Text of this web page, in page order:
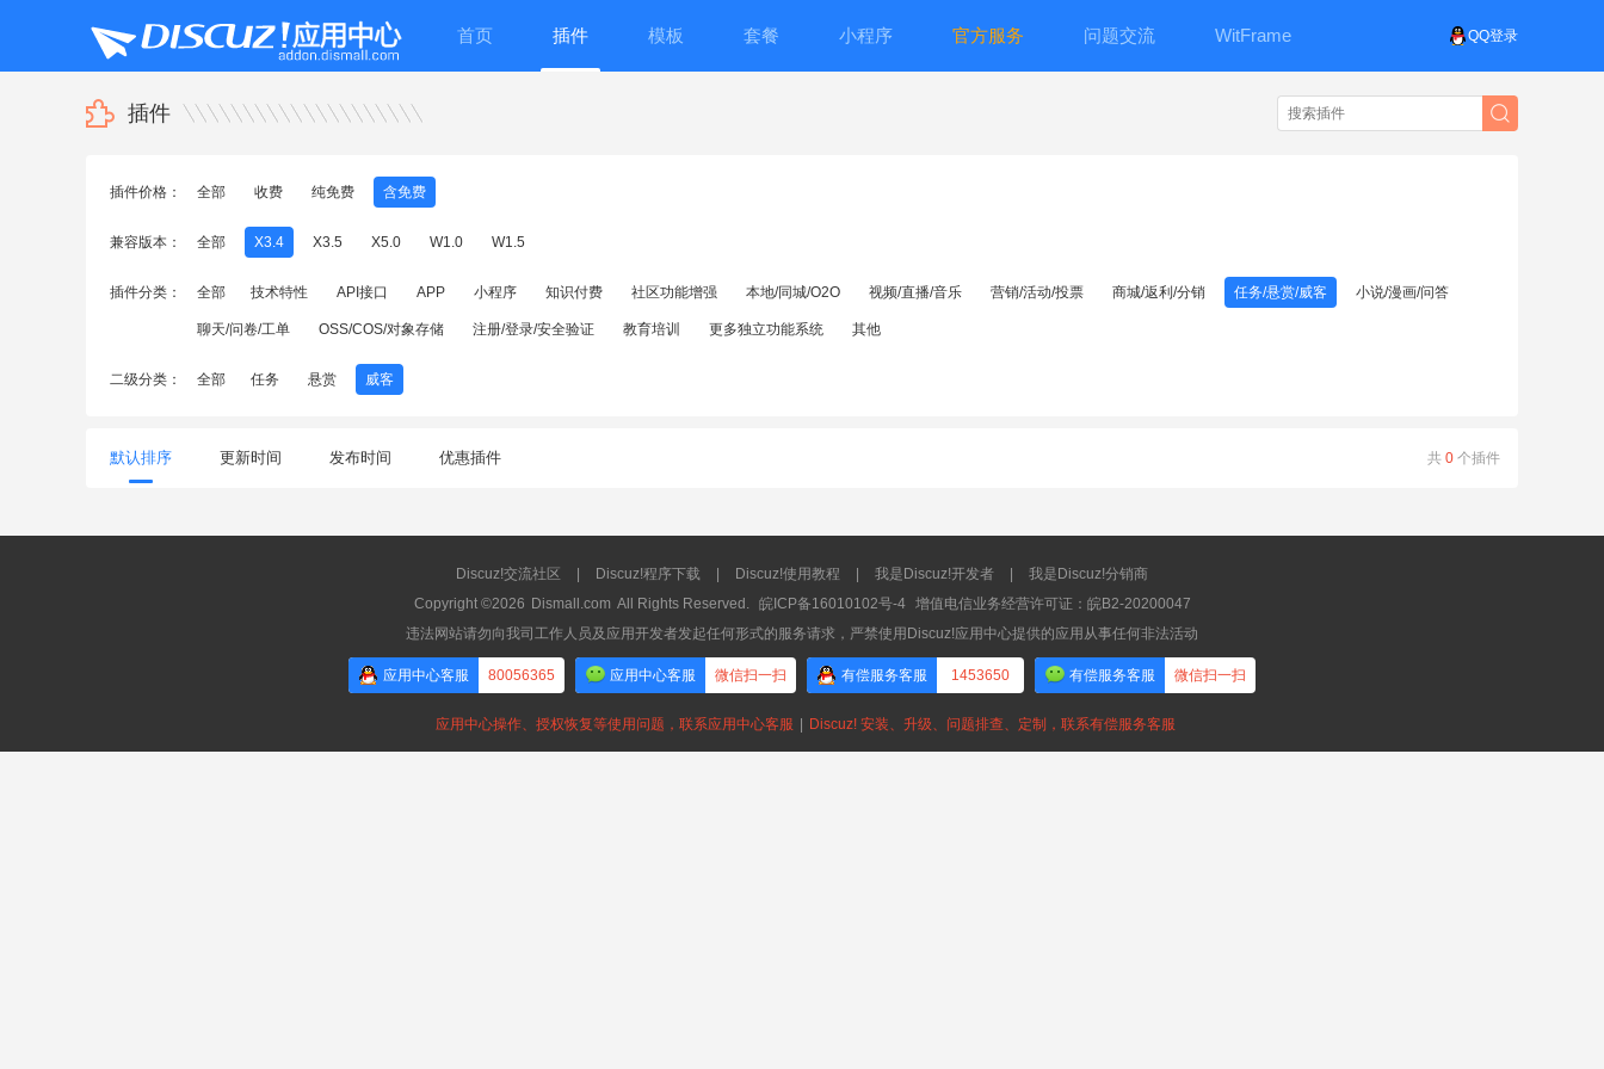
QQ登录
首页 插件 模板 套餐 小程序 官方服务 问题交流 WitFrame
插件
插件价格： 全部 收费 纯免费 含免费
兼容版本： 全部 X3.4 X3.5 X5.0 W1.0 W1.5
插件分类： 全部 技术特性 API接口 APP 小程序 知识付费 社区功能增强 本地/同城/O2O 视频/直播/音乐 营销/活动/投票 商城/返利/分销 任务/悬赏/威客 小说/漫画/问答
聊天/问卷/工单 OSS/COS/对象存储 注册/登录/安全验证 教育培训 更多独立功能系统 其他
二级分类： 全部 任务 悬赏 威客
共 0 个插件
默认排序 更新时间 发布时间 优惠插件
Discuz!交流社区 Discuz!程序下载 Discuz!使用教程 我是Discuz!开发者
我是Discuz!分销商
Copyright ©2026 Dismall.com All Rights Reserved. 皖ICP备16010102号-4
增值电信业务经营许可证：皖B2-20200047
违法网站请勿向我司工作人员及应用开发者发起任何形式的服务请求，严禁使用Discuz!应用中心提供的应用从事任何非法活动
应用中心客服 80056365 应用中心客服 微信扫一扫 有偿服务客服 1453650 有偿服务客服 微信扫一扫
应用中心操作、授权恢复等使用问题，联系应用中心客服 Discuz! 安装、升级、问题排查、定制，联系有偿服务客服